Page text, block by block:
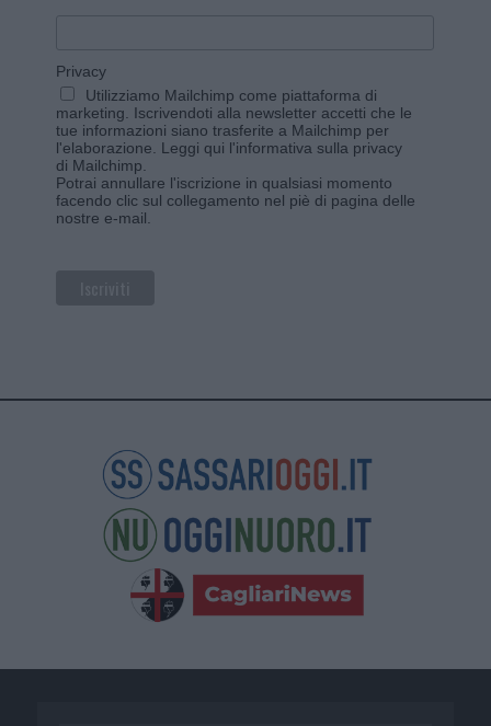
Privacy
Utilizziamo Mailchimp come piattaforma di
marketing. Iscrivendoti alla newsletter accetti che le
tue informazioni siano trasferite a Mailchimp per
l'elaborazione. Leggi qui l'informativa sulla privacy
di Mailchimp
Potrai annullare l'iscrizione in qualsiasi momento
facendo clic sul collegamento nel piè di pagina delle
nostre e-mail.